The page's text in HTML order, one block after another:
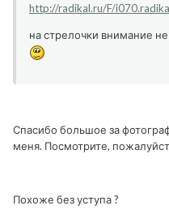
http://radikal.ru/F/
на стрелочки внимание
Спасибо большое за
меня. Посмотрите,
Похоже без уступа ?